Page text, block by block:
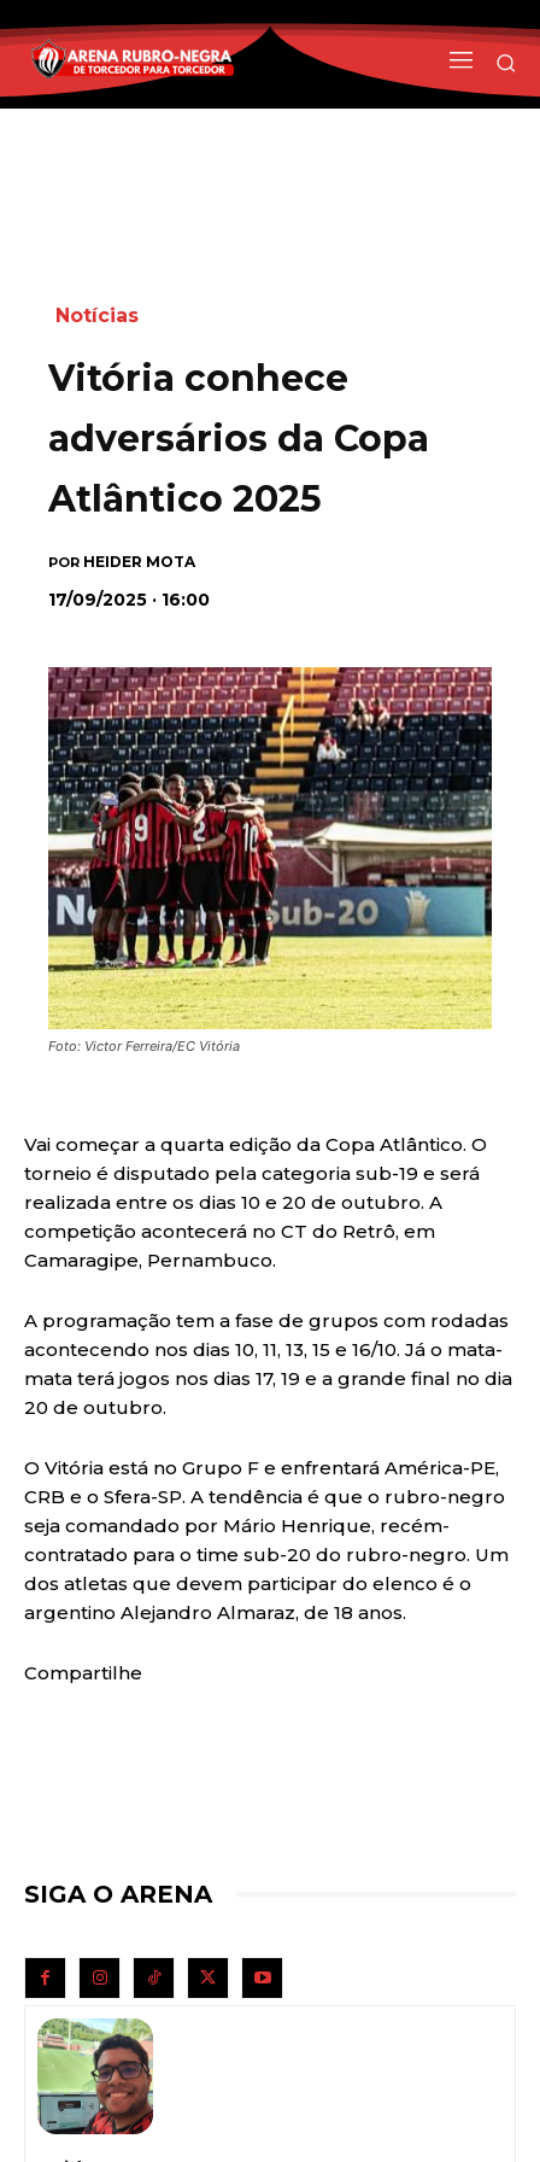
Notícias
Vitória conhece
adversários da Copa
Atlântico 2025
POR HEIDER MOTA
17/09/2025 · 16:00
Foto: Victor Ferreira/EC Vitória
Vai começar a quarta edição da Copa Atlântico. O
torneio é disputado pela categoria sub-19 e será
realizada entre os dias 10 e 20 de outubro. A
competição acontecerá no CT do Retrô, em
Camaragipe, Pernambuco.
A programação tem a fase de grupos com rodadas
acontecendo nos dias 10, 11, 13, 15 e 16/10. Já o mata-
mata terá jogos nos dias 17, 19 e a grande final no dia
20 de outubro.
O Vitória está no Grupo F e enfrentará América-PE,
CRB e o Sfera-SP. A tendência é que o rubro-negro
seja comandado por Mário Henrique, recém-
contratado para o time sub-20 do rubro-negro. Um
dos atletas que devem participar do elenco é o
argentino Alejandro Almaraz, de 18 anos.
Compartilhe
SIGA O ARENA